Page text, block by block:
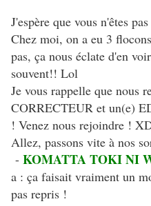
J'espère que vous n'êtes
Chez moi, on a eu 3
pas, ça nous éclate d'en
souvent!! Lol
Je vous rappelle que nous
CORRECTEUR et un(e)
! Venez nous rejoindre !
Allez, passons vite à nos
- KOMATTA TOKI NI
a : ça faisait vraiment un
pas repris !